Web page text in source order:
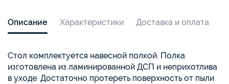
Описание Характеристики Доставка и оплата
Стол комплектуется навесной полкой. Полка
изготовлена из ламинированной ДСП и неприхотлива
в уходе. Достаточно протереть поверхность от пыли